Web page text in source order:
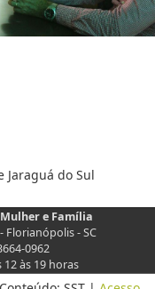
Jaraguá do Sul
e Família
Florianópolis - SC
0962
às 19 horas